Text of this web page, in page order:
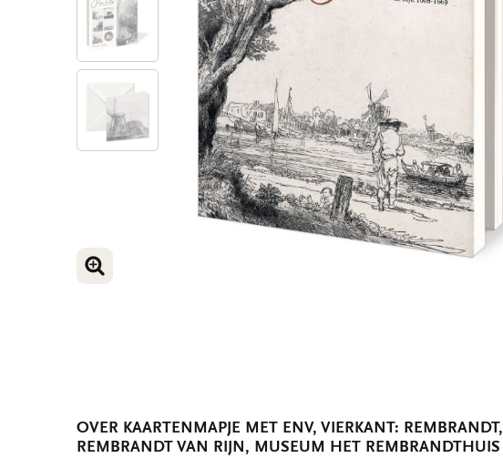
VERGROOT AFBEELDING
VERGROOT AFBEELDING
VERGROOT AFBEELDING
OVER KAARTENMAPJE MET ENV, VIERKANT: REMBRANDT,
REMBRANDT VAN RIJN, MUSEUM HET REMBRANDTHUIS